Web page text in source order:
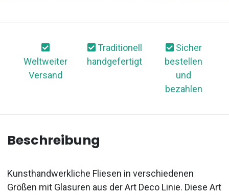
Weltweiter
Versand
Traditionell
handgefertigt
Sicher
bestellen
und
bezahlen
Beschreibung
Kunsthandwerkliche Fliesen in verschiedenen
Größen mit Glasuren aus der Art Deco Linie. Diese Art